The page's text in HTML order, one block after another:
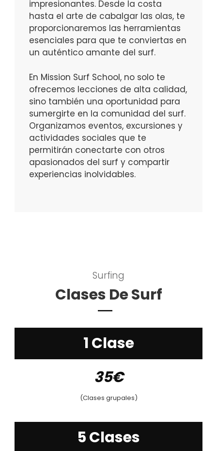
impresionantes. Desde la costa
hasta el arte de cabalgar las olas, te
proporcionaremos las herramientas
esenciales para que te conviertas en
un auténtico amante del surf.
En Mission Surf School, no solo te
ofrecemos lecciones de alta calidad,
sino también una oportunidad para
sumergirte en la comunidad del surf.
Organizamos eventos, excursiones y
actividades sociales que te
permitirán conectarte con otros
apasionados del surf y compartir
experiencias inolvidables.
Surfing
Clases De Surf
1 Clase
35€
(Clases grupales)
5 Clases